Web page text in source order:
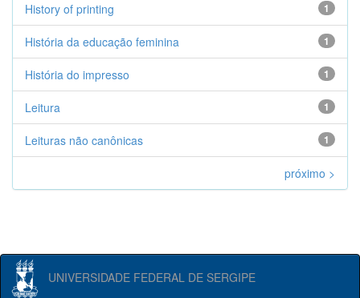
1
History of printing
1
História da educação feminina
1
História do impresso
1
Leitura
1
Leituras não canônicas
próximo >
UNIVERSIDADE FEDERAL DE SERGIPE